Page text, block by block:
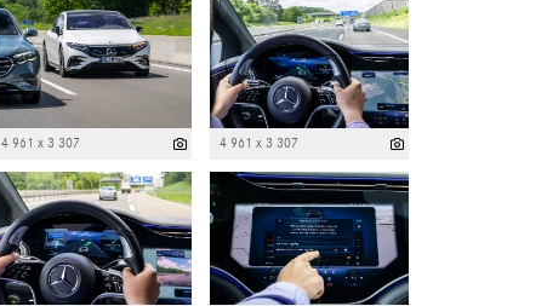
4 961 x 3 307 4 961 x 3 307